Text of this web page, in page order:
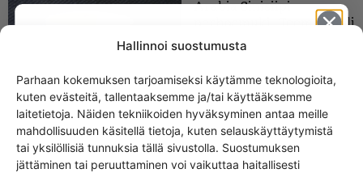
Hallinnoi suostumusta
Parhaan kokemuksen tarjoamiseksi käytämme teknologioita,
kuten evästeitä, tallentaaksemme ja/tai käyttääksemme
laitetietoja. Näiden tekniikoiden hyväksyminen antaa meille
mahdollisuuden käsitellä tietoja, kuten selauskäyttäytymistä
tai yksilöllisiä tunnuksia tällä sivustolla. Suostumuksen
jättäminen tai peruuttaminen voi vaikuttaa haitallisesti
Arabia Sinisiipi
perhosmuki, Teema malli
Get -5%
off?